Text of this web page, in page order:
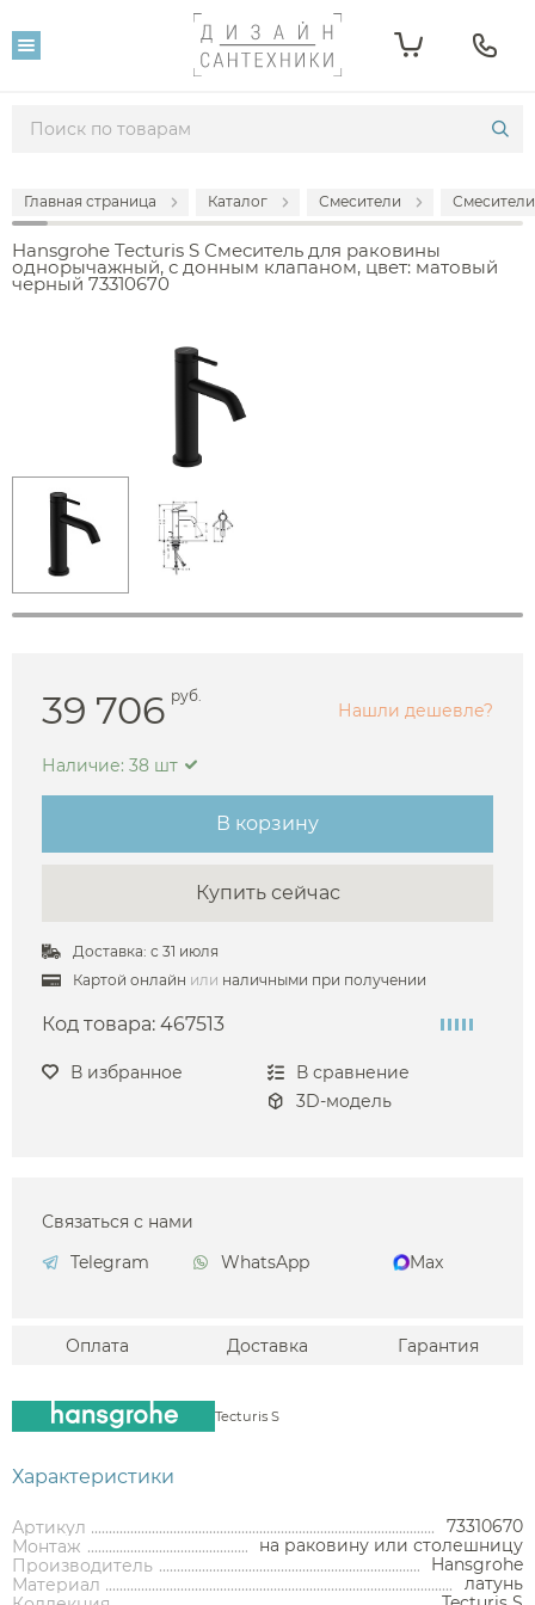
Главная страница Каталог Смесители
Hansgrohe Tecturis S Смеситель для раковины
однорычажный, с донным клапаном, цвет: матовый
черный 73310670
39 706 руб.
Нашли дешевле?
Наличие: 38 шт
В корзину
Купить сейчас
Доставка: с 31 июля
Картой онлайн или наличными при получении
Код товара: 467513
В избранное
В сравнение
3D-модель
Связаться с нами
Telegram
WhatsApp Max
Оплата Доставка Гарантия
Tecturis S
Характеристики
Артикул
73310670
Монтаж
на раковину или столешницу
Производитель
Hansgrohe
Материал
латунь